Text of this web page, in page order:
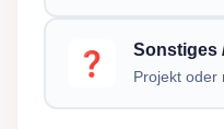
❓ Sonstiges
Projekt oder